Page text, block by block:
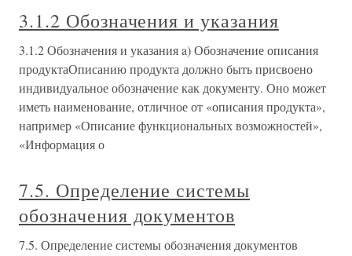
3.1.2 Обозначения и указания
3.1.2 Обозначения и указания a) Обозначение описания
продуктаОписанию продукта должно быть присвоено
индивидуальное обозначение как документу. Оно может
иметь наименование, отличное от «описания продукта»,
например «Описание функциональных возможностей»,
«Информация о
7.5. Определение системы
обозначения документов
7.5. Определение системы обозначения документов